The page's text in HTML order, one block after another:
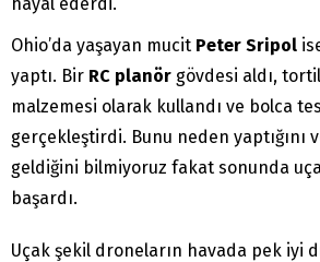
Ohio’da yaşayan mucit Peter Sripol
yaptı. Bir RC planör gövdesi aldı,
malzemesi olarak kullandı ve bolca
gerçekleştirdi. Bunu neden yaptığını
geldiğini bilmiyoruz fakat sonunda
başardı.
Uçak şekil droneların havada pek iyi